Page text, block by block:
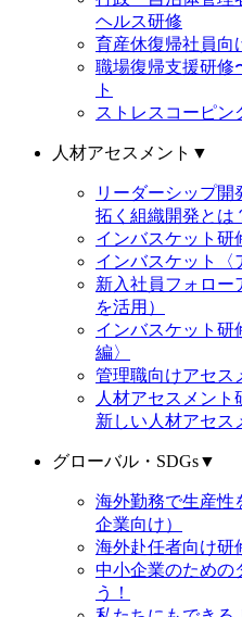
ヘルス研修
育産休復帰社員向
職場復帰支援研修
ト
ストレスコーピン
人材アセスメント ▼
リーダーシップ
拓く組織開発とは
インバスケット研
インバスケット〈
新入社員フォロー
を活用）
インバスケット研
編〉
管理職向けアセス
人材アセスメント
新しい人材アセス
グローバル・SDGs▼
海外勤務で生産性
企業向け）
海外赴任者向け研
中小企業のための
う！